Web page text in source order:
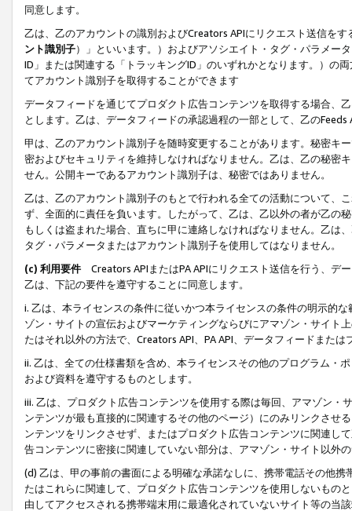
同意します。
乙は、乙のアカウントの識別およびCreators APIにリクエスト送信を
ント識別子）」といいます。）およびアソシエイト・タグ・パラメー
ID」または関連する「トラッキングID」のいずれかとなります。）の
てアカウント識別子を取得することができます
データフィードを通じてプロダクト広告コンテンツを取得する場合、
とします。乙は、データフィードの承認過程の一部として、乙の
甲は、乙のアカウント識別子を随時変更することがあります。秘密キ
密およびセキュリティを維持しなければなりません。乙は、乙の秘密
せん。公開キーであるアカウント識別子は、秘密ではありません。
乙は、乙のアカウント識別子のもとで行われる全ての活動について、
ず、全面的に責任を負います。したがって、乙は、乙以外の者が乙の
もしくは盗まれた場合、直ちに甲に連絡しなければなりません。乙は
タグ・パラメータまたはアカウント識別子を使用してはなりません。
(c) 利用要件 Creators APIまたはPA APIにリクエスト送信を行う、デ
乙は、下記の要件を遵守することに同意します。
i. 乙は、本ライセンスの条件に従いかつ本ライセンスの条件の明示的
ゾン・サイトの宣伝およびマーケティングならびにアマゾン・サイト
たはそれ以外の方法で、Creators API、PA API、データフィードまた
ii. 乙は、全ての仕様書類を含め、本ライセンスその他のプログラム・
および資料を遵守するものとします。
iii. 乙は、プロダクト広告コンテンツを使用する際は毎回、アマゾン
ンテンツが最も直接的に関連するその他のページ）にのみリンクさせ
ンテンツをリンクさせず、またはプロダクト広告コンテンツに関連し
告コンテンツに密接に関連していない部分は、アマゾン・サイト以外
(d) 乙は、甲の事前の書面による明確な承諾なしに、携帯電話その他
たはこれらに関連して、プロダクト広告コンテンツを使用しないもの
由してアクセスされる携帯端末用に最適化されていないサイト等の当